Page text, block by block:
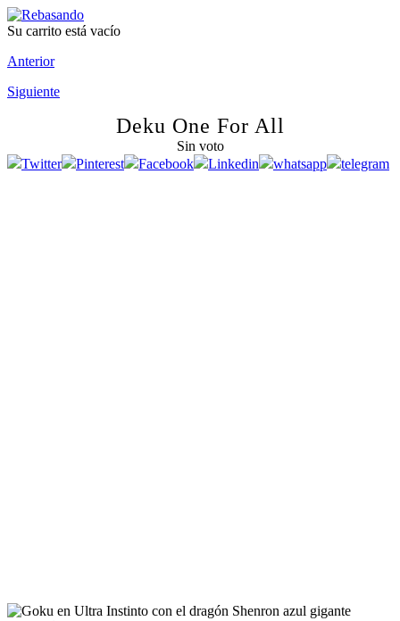
Su carrito está vacío
Anterior
Siguiente
Deku One For All
Sin voto
Twitter
Pinterest Facebook Linkedin whatsapp telegram